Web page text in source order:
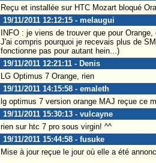
Reçu et installée sur HTC Mozart bloqué
19/11/2011 12:12:15 - melaugui
INFO : je viens de trouver que pour
J'ai compris pourquoi je recevais plus de
fonctionne pas pour autant hein...)
19/11/2011 12:21:11 - Denis
LG Optimus 7 Orange, rien
19/11/2011 14:15:58 - emaleth
lg optimus 7 version orange MAJ reçue ce
19/11/2011 15:30:13 - vulcayne
rien sur htc 7 pro sous virgin! ^^
19/11/2011 15:44:58 - fusuke
Mise à jour reçue le jour où elle a été